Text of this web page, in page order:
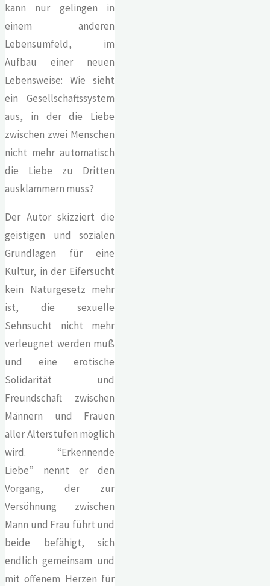
kann nur gelingen in
einem anderen
Lebensumfeld, im
Aufbau einer neuen
Lebensweise: Wie sieht
ein Gesellschaftssystem
aus, in der die Liebe
zwischen zwei Menschen
nicht mehr automatisch
die Liebe zu Dritten
ausklammern muss?
Der Autor skizziert die
geistigen und sozialen
Grundlagen für eine
Kultur, in der Eifersucht
kein Naturgesetz mehr
ist, die sexuelle
Sehnsucht nicht mehr
verleugnet werden muß
und eine erotische
Solidarität und
Freundschaft zwischen
Männern und Frauen
aller Alterstufen möglich
wird. “Erkennende
Liebe” nennt er den
Vorgang, der zur
Versöhnung zwischen
Mann und Frau führt und
beide befähigt, sich
endlich gemeinsam und
mit offenem Herzen für